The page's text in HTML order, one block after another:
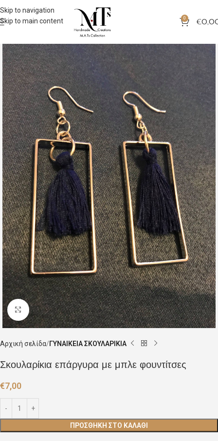
Skip to navigation
Skip to main content
0 €
Click to enlarge
Αρχική σελίδα ΓΥΝΑΙΚΕΙΑ ΣΚΟΥΛΑΡΙΚΙΑ
Σκουλαρίκια επάργυρα με μπλε φουντίτσες
€7,00
ΠΡΟΣΘΉΚΗ ΣΤΟ ΚΑΛΆΘΙ